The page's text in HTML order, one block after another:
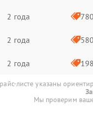
2 года
2 года
2 года
листе указаны
Мы проверим